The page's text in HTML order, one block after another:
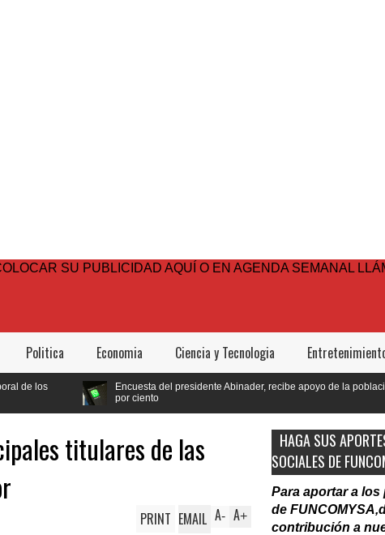
SU PUBLICIDAD AQUÍ O EN AGENDA SEMANAL
Politica Economia Ciencia y Tecnologia
Encuesta del presidente Abinader, recibe apoyo de la población a la reforma
titulares de las
A+
A-
PRINT EMAIL
HAGA SUS
SOCIALES DE
Para aportar a
de
contribución a